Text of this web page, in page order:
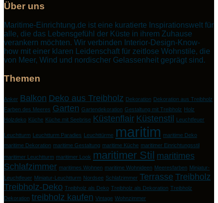
Über uns
Maritime-Einrichtung.de ist eine kuratierte Inspirationswelt für
alle, die das Lebensgefühl der Küste in ihrem Zuhause
verankern möchten. Wir verbinden Interior-Design-Know-
how mit einer klaren Leidenschaft für zeitlose Wohnstile, die
von Meer, Wind und nordischer Gelassenheit geprägt sind.
Themen
Anker Balkon Deko aus Treibholz Dekoration Dekoration aus Treibholz
Farben des Meeres Garten Gartendekoration Gestaltung mit Treibholz Holz
Holzdeko Küche Küche mit Seebrise Küstenflair Küstenstil Leuchtfeuer
Leuchtturm Leuchtturm Paradies Leuchttürme maritim maritime Deko
maritime Dekoration maritime Gestaltung maritime Küche maritimer Einrichtungsstil
maritimer Leuchtturm maritimer Look maritimer Stil maritimes
Schlafzimmer maritimes Wohnen maritime Wohnideen Meeresfarben Miniatur-
Leuchtfeuer Miniatur-Leuchtturm Nordsee Schlafzimmer Terrasse Treibholz
Treibholz-Deko Treibholz als Deko Treibholz als Dekoration Treibholz
Dekoration treibholz kaufen Vintage Wohnzimmer